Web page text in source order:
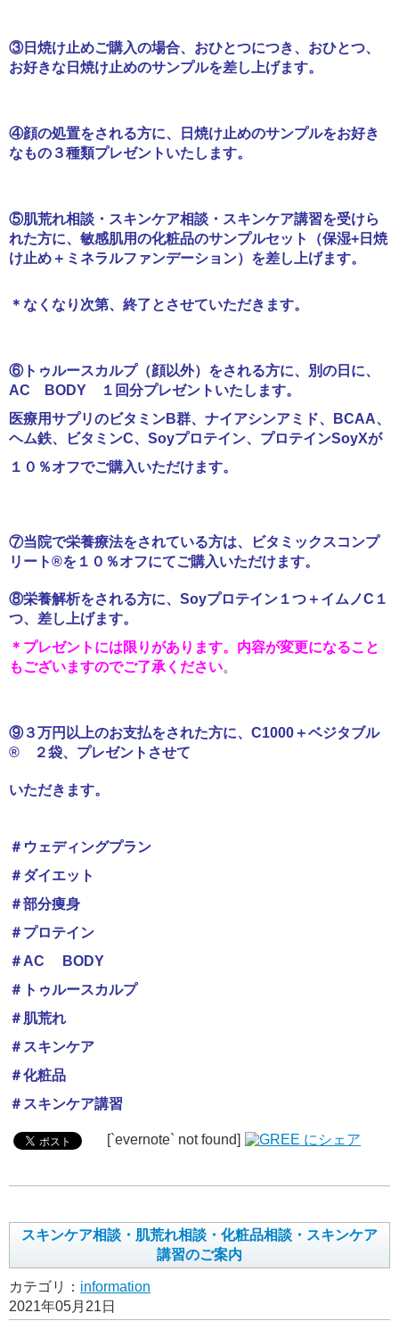
③日焼け止めご購入の場合、おひとつにつき、おひとつ、
お好きな日焼け止めのサンプルを差し上げます。
④顔の処置をされる方に、日焼け止めのサンプルをお好き
なもの３種類プレゼントいたします。
⑤肌荒れ相談・スキンケア相談・スキンケア講習を受けら
れた方に、敏感肌用の化粧品のサンプルセット（保湿+日焼
け止め＋ミネラルファンデーション）を差し上げます。
＊なくなり次第、終了とさせていただきます。
⑥トゥルースカルプ（顔以外）をされる方に、別の日に、
AC BODY １回分プレゼントいたします。
医療用サプリのビタミンB群、ナイアシンアミド、BCAA、
ヘム鉄、ビタミンC、Soyプロテイン、プロテインSoyXが
１０％オフでご購入いただけます。
⑦当院で栄養療法をされている方は、ビタミックスコンプ
リート®を１０％オフにてご購入いただけます。
⑧栄養解析をされる方に、Soyプロテイン１つ＋イムノC１
つ、差し上げます。
＊プレゼントには限りがあります。内容が変更になること
もございますのでご了承ください。
⑨３万円以上のお支払をされた方に、C1000＋ベジタブル
® ２袋、プレゼントさせて
いただきます。
＃ウェディングプラン
＃ダイエット
＃部分痩身
＃プロテイン
＃AC BODY
＃トゥルースカルプ
＃肌荒れ
＃スキンケア
＃化粧品
＃スキンケア講習
[`evernote` not found]
スキンケア相談・肌荒れ相談・化粧品相談・スキンケア
講習のご案内
カテゴリ： information
2021年05月21日